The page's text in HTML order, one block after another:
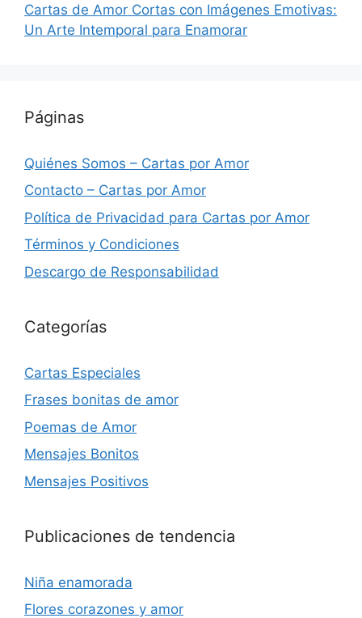
Cartas de Amor Cortas con Imágenes Emotivas:
Un Arte Intemporal para Enamorar
Páginas
Quiénes Somos – Cartas por Amor
Contacto – Cartas por Amor
Política de Privacidad para Cartas por Amor
Términos y Condiciones
Descargo de Responsabilidad
Categorías
Cartas Especiales
Frases bonitas de amor
Poemas de Amor
Mensajes Bonitos
Mensajes Positivos
Publicaciones de tendencia
Niña enamorada
Flores corazones y amor